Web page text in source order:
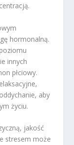
hormonalną.
innych
płciowy.
aby
życiu.
jakość
stresem może